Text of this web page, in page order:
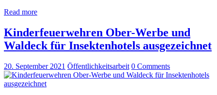
Read more
Kinderfeuerwehren Ober-Werbe und
Waldeck für Insektenhotels ausgezeichnet
20. September 2021 Öffentlichkeitsarbeit 0 Comments